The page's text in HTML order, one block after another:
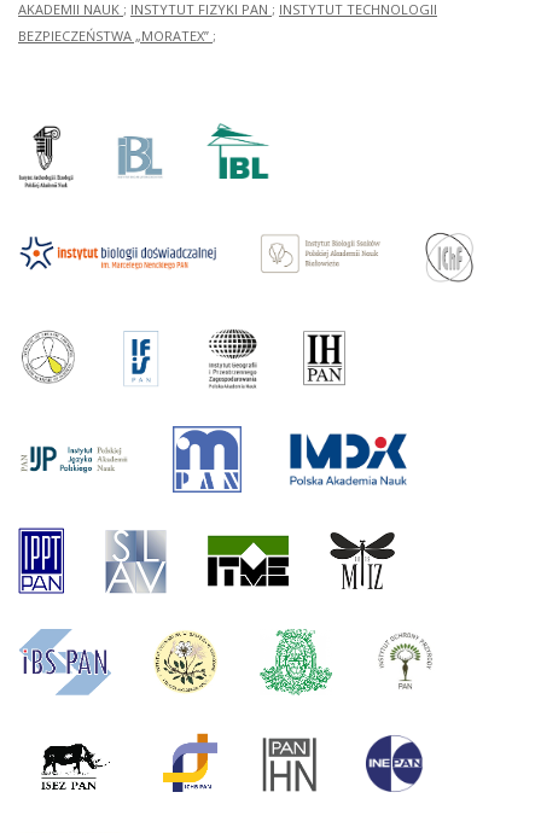
AKADEMII NAUK ; INSTYTUT FIZYKI PAN ; INSTYTUT TECHNOLOGII
BEZPIECZEŃSTWA „MORATEX” ;